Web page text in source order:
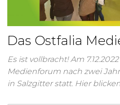
Das Ostfalia
Es ist vollbracht! Am
Medienforum nach zwei
in Salzgitter statt. Hier